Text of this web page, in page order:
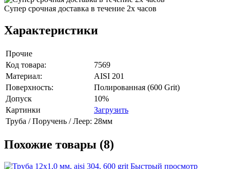
Супер срочная доставка в течение 2х часов
Характеристики
Прочие
Код товара:
7569
Материал:
AISI 201
Поверхность:
Полированная (600 Grit)
Допуск
10%
Картинки
Загрузить
Труба / Поручень / Леер: 28мм
Похожие товары (8)
Быстрый просмотр